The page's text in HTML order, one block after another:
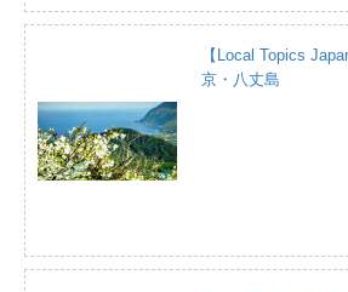
【Local Topics
京・八丈島